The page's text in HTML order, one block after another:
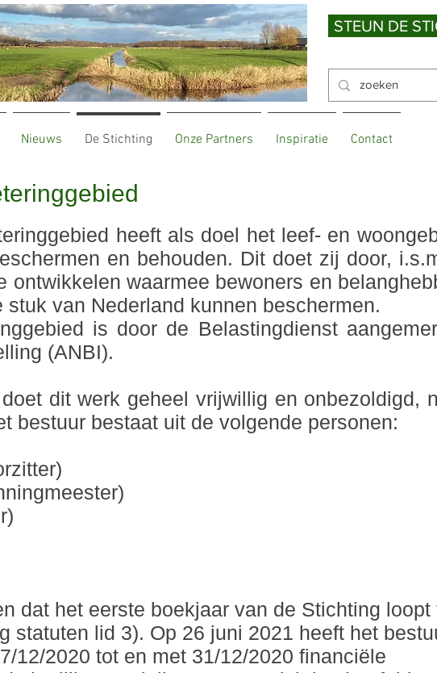
STEUN DE
heeft als doel het leef- en
en behouden. Dit doet zij door,
ontwikkelen waarmee bewoners en
van Nederland kunnen beschermen.
is door de Belastingdienst
(ANBI).
dit werk geheel vrijwillig en onbezoldigd,
bestuur bestaat uit de volgende personen:
dat het eerste boekjaar van de Stichting loopt
statuten lid 3). Op 26 juni 2021 heeft het
12/2020 tot en met 31/12/2020 financiële
Nieuws De Stichting Onze Partners Inspiratie Contact